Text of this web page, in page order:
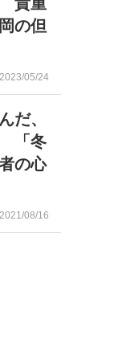
の但
2023/05/24
だ、
「冬
の心
2021/08/16